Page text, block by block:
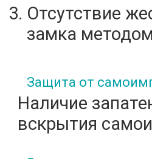
Отсутствие
замка
Защита от
Наличие
вскрытия